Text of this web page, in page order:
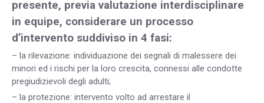
presente, previa valutazione interdisciplinare
in equipe, considerare un processo
d’intervento suddiviso in 4 fasi:
– la rilevazione: individuazione dei segnali di malessere dei
minori ed i rischi per la loro crescita, connessi alle condotte
pregiudizievoli degli adulti;
– la protezione: intervento volto ad arrestare il